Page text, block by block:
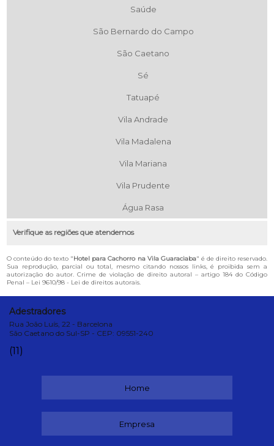
Saúde
São Bernardo do Campo
São Caetano
Sé
Tatuapé
Vila Andrade
Vila Madalena
Vila Mariana
Vila Prudente
Água Rasa
Verifique as regiões que atendemos
O conteúdo do texto "Hotel para Cachorro na Vila Guaraciaba" é de direito reservado.
Sua reprodução, parcial ou total, mesmo citando nossos links, é proibida sem a
autorização do autor. Crime de violação de direito autoral – artigo 184 do Código
Penal – Lei 9610/98 - Lei de direitos autorais.
Adestradores
Rua João Luís, 22 - Barcelona
São Caetano do Sul-SP - CEP: 09551-240
(11)
Home
Empresa